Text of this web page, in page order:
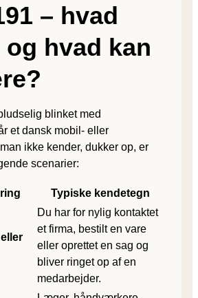
– hvad
hvad kan
blinket med
et dansk mobil- eller
ikke kender, dukker op, er
scenarier:
Typiske kendetegn
Du har for nylig kontaktet
et firma, bestilt en vare
eller oprettet en sag og
bliver ringet op af en
medarbejder.